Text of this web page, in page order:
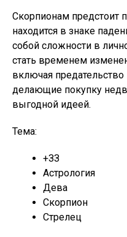
Скорпионам предстоит
находится в знаке
собой сложности в
стать временем
включая
делающие покупку
выгодной идеей.
Тема:
+ЗЗ
Астрология
Дева
Скорпион
Стрелец